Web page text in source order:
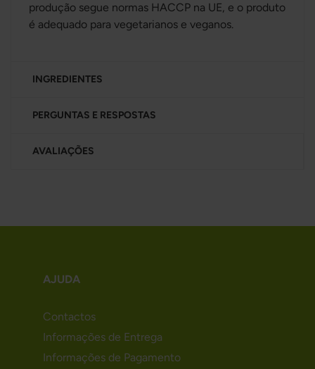
produção segue normas HACCP na UE, e o produto
é adequado para vegetarianos e veganos.
INGREDIENTES
PERGUNTAS E RESPOSTAS
AVALIAÇÕES
AJUDA
Contactos
Informações de Entrega
Informações de Pagamento